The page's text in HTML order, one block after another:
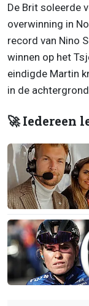
De Brit soleerde
overwinning in
record van Nino
winnen op het
eindigde Martin
in de
🚀 Iedereen